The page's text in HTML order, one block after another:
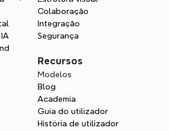
Colaboração
Integração
Segurança
Recursos
Modelos
Blog
Academia
Guia do utilizador
História de utilizador